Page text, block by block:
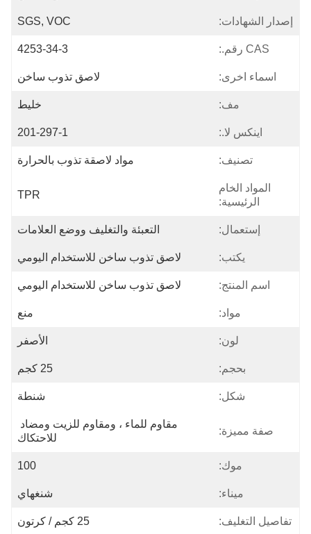
إصدار الشهادات: SGS, VOC
CAS رقم.: 4253-34-3
اسماء اخرى: لاصق تذوب ساخن
مف: خليط
اينكس لا.: 201-297-1
تصنيف: مواد لاصقة تذوب بالحرارة
المواد الخام
الرئيسية:
TPR
إستعمال: التعبئة والتغليف ووضع العلامات
يكتب: لاصق تذوب ساخن للاستخدام اليومي
اسم المنتج: لاصق تذوب ساخن للاستخدام اليومي
مواد: منع
لون: الأصفر
بحجم: 25 كجم
شكل: شنطة
صفة مميزة:
مقاوم للماء ، ومقاوم للزيت ومضاد
للاحتكاك
موك: 100
ميناء: شنغهاي
تفاصيل التغليف: 25 كجم / كرتون